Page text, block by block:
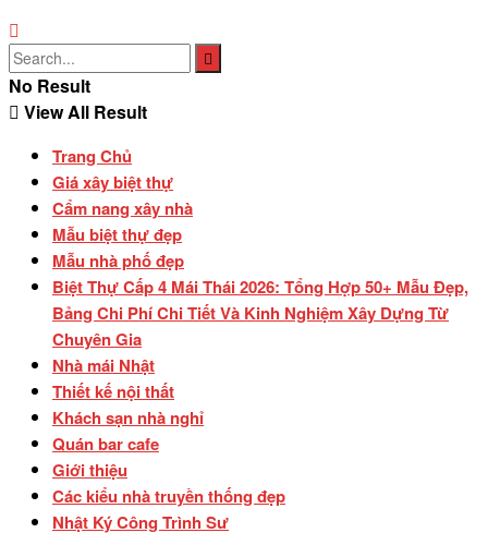
No Result
View All Result
Trang Chủ
Giá xây biệt thự
Cẩm nang xây nhà
Mẫu biệt thự đẹp
Mẫu nhà phố đẹp
Biệt Thự Cấp 4 Mái Thái 2026: Tổng Hợp 50+ Mẫu Đẹp,
Bảng Chi Phí Chi Tiết Và Kinh Nghiệm Xây Dựng Từ
Chuyên Gia
Nhà mái Nhật
Thiết kế nội thất
Khách sạn nhà nghỉ
Quán bar cafe
Giới thiệu
Các kiểu nhà truyền thống đẹp
Nhật Ký Công Trình Sư